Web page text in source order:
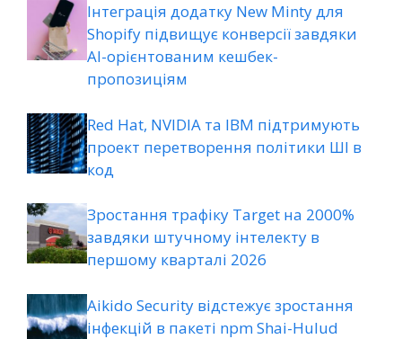
Інтеграція додатку New Minty для
Shopify підвищує конверсії завдяки
AI-орієнтованим кешбек-
пропозиціям
Red Hat, NVIDIA та IBM підтримують
проект перетворення політики ШІ в
код
Зростання трафіку Target на 2000%
завдяки штучному інтелекту в
першому кварталі 2026
Aikido Security відстежує зростання
інфекцій в пакеті npm Shai-Hulud